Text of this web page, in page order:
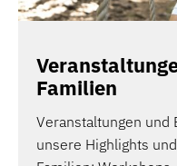
Familien
Veranstaltungen und
unsere Highlights